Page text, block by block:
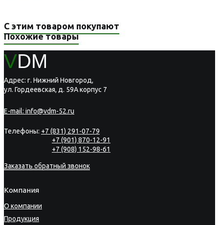
С этим товаром покупают
Похожие товары
VDM
Адрес: г. Нижний Новгород,
ул. Гордеевская, д. 59А корпус 7
E-mail: info@vdm-52.ru
Телефоны: +7 (831) 291-07-79
+7 (901) 870-12-91
+7 (908) 152-98-61
Заказать обратный звонок
Компания
О компании
Продукция